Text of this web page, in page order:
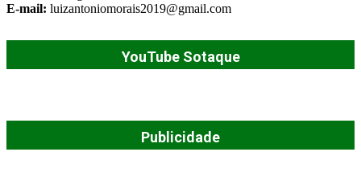
E-mail: luizantoniomorais2019@gmail.com
YouTube Sotaque
Publicidade